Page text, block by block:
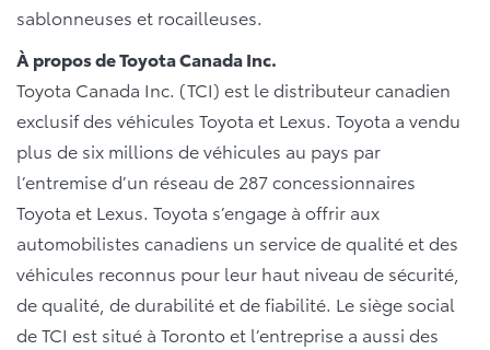
sablonneuses et rocailleuses.
À propos de Toyota Canada Inc.
Toyota Canada Inc. (TCI) est le distributeur canadien
exclusif des véhicules Toyota et Lexus. Toyota a vendu
plus de six millions de véhicules au pays par
l’entremise d’un réseau de 287 concessionnaires
Toyota et Lexus. Toyota s’engage à offrir aux
automobilistes canadiens un service de qualité et des
véhicules reconnus pour leur haut niveau de sécurité,
de qualité, de durabilité et de fiabilité. Le siège social
de TCI est situé à Toronto et l’entreprise a aussi des